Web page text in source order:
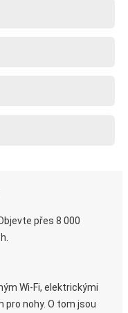
přes 8 000
Wi-Fi, elektrickými
nohy. O tom jsou